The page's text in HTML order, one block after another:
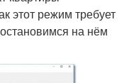
этот режим требует
на нём